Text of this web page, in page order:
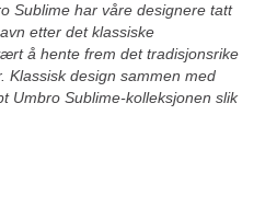
Sublime har våre designere tatt
etter det klassiske
å hente frem det tradisjonsrike
Klassisk design sammen med
Umbro Sublime-kolleksjonen slik